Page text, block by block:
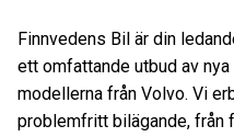
Finnvedens Bil är din
ett omfattande utbud av
modellerna från Volvo. Vi
problemfritt bilägande, från